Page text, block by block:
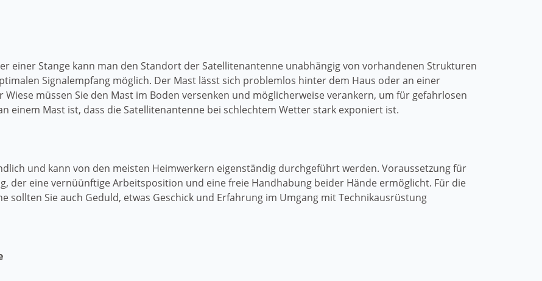
einer Stange kann man den Standort der Satellitenantenne unabhängig von vorhandenen Strukturen
Signalempfang möglich. Der Mast lässt sich problemlos hinter dem Haus oder an einer
müssen Sie den Mast im Boden versenken und möglicherweise verankern, um für gefahrlosen
einem Mast ist, dass die Satellitenantenne bei schlechtem Wetter stark exponiert ist.
und kann von den meisten Heimwerkern eigenständig durchgeführt werden. Voraussetzung für
der eine vernüünftige Arbeitsposition und eine freie Handhabung beider Hände ermöglicht. Für die
sollten Sie auch Geduld, etwas Geschick und Erfahrung im Umgang mit Technikausrüstung